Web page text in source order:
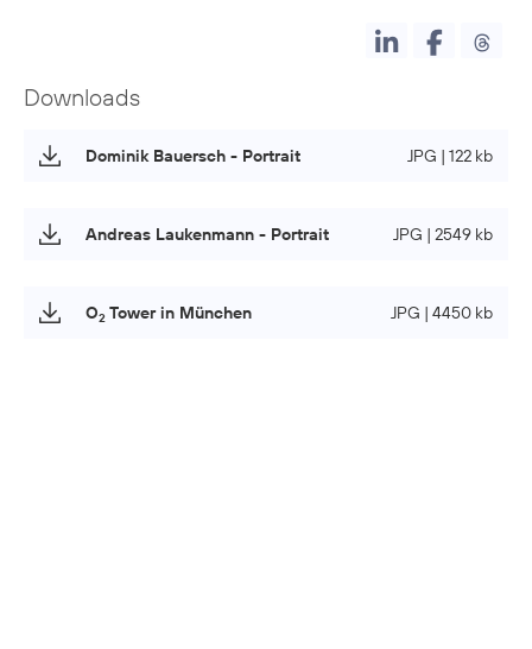
Downloads
Dominik Bauersch - Portrait JPG | 122 kb
Andreas Laukenmann - Portrait JPG | 2549 kb
O2 Tower in München JPG | 4450 kb